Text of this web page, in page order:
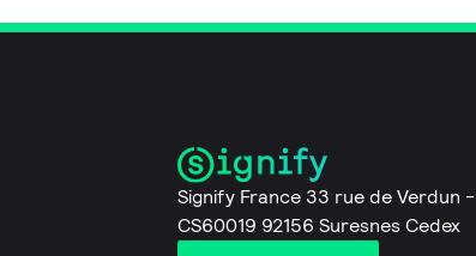
Signify France 33 rue de Verdun -
CS60019 92156 Suresnes Cedex